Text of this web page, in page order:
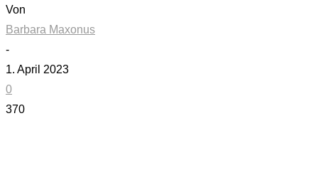
Von
Barbara Maxonus
-
1. April 2023
0
370